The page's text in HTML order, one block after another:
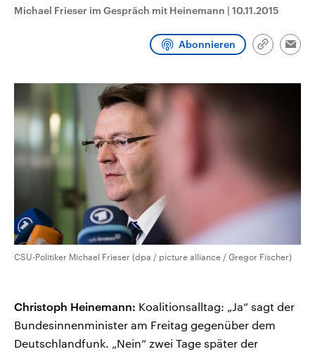
Michael Frieser im Gespräch mit Heinemann | 10.11.2015
Abonnieren
Link
CSU-Politiker Michael Frieser (dpa / picture alliance / Gregor Fischer)
Christoph Heinemann: Koalitionsalltag: „Ja“ sagt der
Bundesinnenminister am Freitag gegenüber dem
Deutschlandfunk. „Nein“ zwei Tage später der